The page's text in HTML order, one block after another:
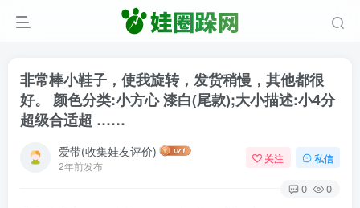
非常棒小鞋子，使我旋转，发货稍慢，其他都很
好。 颜色分类:小方心 漆白(尾款);大小描述:小4分
超级合适超 ……
爱带(收集娃友评价)
2年前发布
关注 私信
0 0